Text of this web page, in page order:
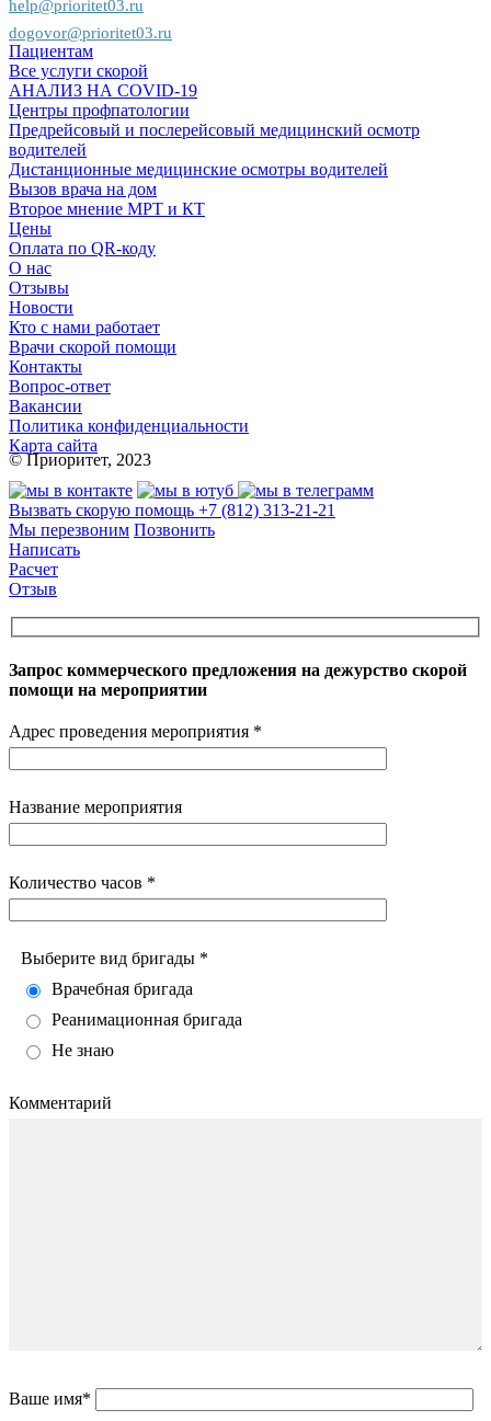
help@prioritet03.ru
dogovor@prioritet03.ru
Пациентам
Все услуги скорой
АНАЛИЗ НА COVID-19
Центры профпатологии
Предрейсовый и послерейсовый медицинский осмотр
водителей
Дистанционные медицинские осмотры водителей
Вызов врача на дом
Второе мнение МРТ и КТ
Цены
Оплата по QR-коду
О нас
Отзывы
Новости
Кто с нами работает
Врачи скорой помощи
Контакты
Вопрос-ответ
Вакансии
Политика конфиденциальности
Карта сайта
© Приоритет, 2023
Вызвать скорую помощь +7 (812) 313-21-21
Мы перезвоним Позвонить
Написать
Расчет
Отзыв
Запрос коммерческого предложения на дежурство скорой
помощи на мероприятии
Адрес проведения мероприятия *
Название мероприятия
Количество часов *
Выберите вид бригады *
Врачебная бригада
Реанимационная бригада
Не знаю
Комментарий
Ваше имя*